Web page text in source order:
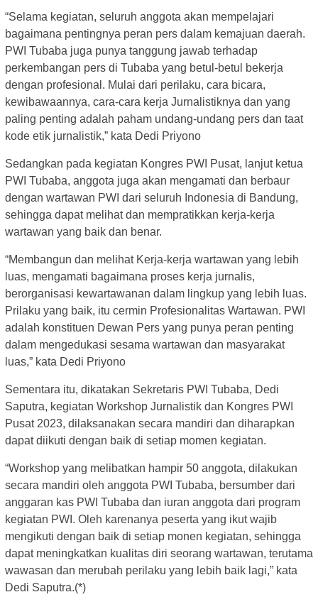
“Selama kegiatan, seluruh anggota akan mempelajari
bagaimana pentingnya peran pers dalam kemajuan daerah.
PWI Tubaba juga punya tanggung jawab terhadap
perkembangan pers di Tubaba yang betul-betul bekerja
dengan profesional. Mulai dari perilaku, cara bicara,
kewibawaannya, cara-cara kerja Jurnalistiknya dan yang
paling penting adalah paham undang-undang pers dan taat
kode etik jurnalistik,” kata Dedi Priyono
Sedangkan pada kegiatan Kongres PWI Pusat, lanjut ketua
PWI Tubaba, anggota juga akan mengamati dan berbaur
dengan wartawan PWI dari seluruh Indonesia di Bandung,
sehingga dapat melihat dan mempratikkan kerja-kerja
wartawan yang baik dan benar.
“Membangun dan melihat Kerja-kerja wartawan yang lebih
luas, mengamati bagaimana proses kerja jurnalis,
berorganisasi kewartawanan dalam lingkup yang lebih luas.
Prilaku yang baik, itu cermin Profesionalitas Wartawan. PWI
adalah konstituen Dewan Pers yang punya peran penting
dalam mengedukasi sesama wartawan dan masyarakat
luas,” kata Dedi Priyono
Sementara itu, dikatakan Sekretaris PWI Tubaba, Dedi
Saputra, kegiatan Workshop Jurnalistik dan Kongres PWI
Pusat 2023, dilaksanakan secara mandiri dan diharapkan
dapat diikuti dengan baik di setiap momen kegiatan.
“Workshop yang melibatkan hampir 50 anggota, dilakukan
secara mandiri oleh anggota PWI Tubaba, bersumber dari
anggaran kas PWI Tubaba dan iuran anggota dari program
kegiatan PWI. Oleh karenanya peserta yang ikut wajib
mengikuti dengan baik di setiap monen kegiatan, sehingga
dapat meningkatkan kualitas diri seorang wartawan, terutama
wawasan dan merubah perilaku yang lebih baik lagi,” kata
Dedi Saputra.(*)